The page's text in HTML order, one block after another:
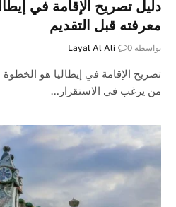
معرفته قبل التقديم
بواسطة Layal Al Ali 0
تصريح الإقامة في إيطاليا هو
من يرغب في الاستقرار…